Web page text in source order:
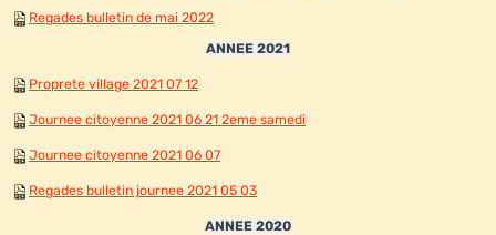
Regades bulletin de mai 2022
ANNEE 2021
Proprete village 2021 07 12
Journee citoyenne 2021 06 21 2eme samedi
Journee citoyenne 2021 06 07
Regades bulletin journee 2021 05 03
ANNEE 2020